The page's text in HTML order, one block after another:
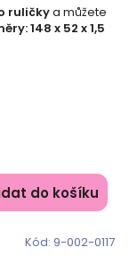
ruličkya můžete
148 x 52 x 1,5
Kód: 9-002-0117
do košíku